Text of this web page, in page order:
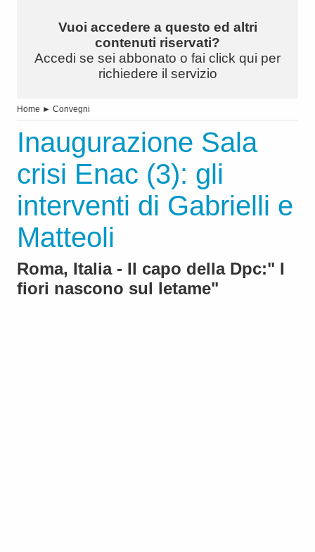
Vuoi accedere a questo ed altri
contenuti riservati?
Accedi se sei abbonato o fai click qui per
richiedere il servizio
Home ► Convegni
Inaugurazione Sala
crisi Enac (3): gli
interventi di Gabrielli e
Matteoli
Roma, Italia - Il capo della Dpc:" I
fiori nascono sul letame"